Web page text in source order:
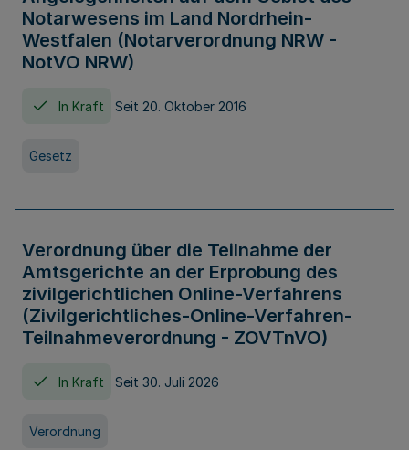
Notarwesens im Land Nordrhein-
Westfalen (Notarverordnung NRW -
NotVO NRW)
In Kraft Seit 20. Oktober 2016
Gesetz
Verordnung über die Teilnahme der
Amtsgerichte an der Erprobung des
zivilgerichtlichen Online-Verfahrens
(Zivilgerichtliches-Online-Verfahren-
Teilnahmeverordnung - ZOVTnVO)
In Kraft Seit 30. Juli 2026
Verordnung